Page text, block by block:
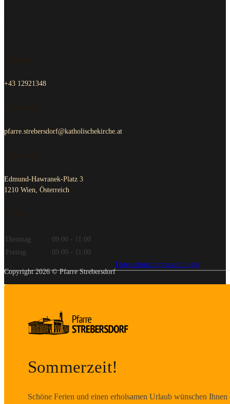
+43 12921348
pfarre.strebersdorf@katholischekirche.at
Edmund-Hawranek-Platz 3
1210 Wien, Österreich
Dienstag
09:00 - 11:00
Freitag
09:00 - 11:00
Copyright 2026 © Pfarre Strebersdorf
DatenschutzImpressumLogin
Sommerzeit!
Schöne Ferien und einen erholsamen Urlaub wünschen